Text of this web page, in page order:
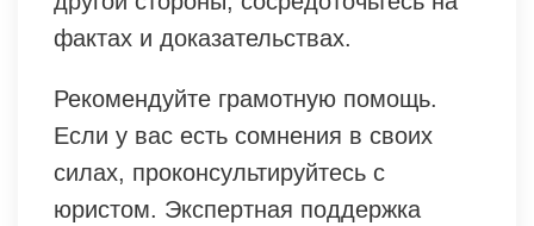
фактах и доказательствах.
Рекомендуйте грамотную помощь.
Если у вас есть сомнения в своих
силах, проконсультируйтесь с
юристом. Экспертная поддержка